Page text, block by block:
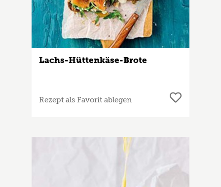
Lachs-Hüttenkäse-Brote
Rezept als Favorit ablegen